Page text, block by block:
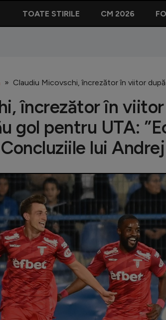
TOATE STIRILE CM 2026
Claudiu Micovschi, încrezător în viitor
încrezător în
gol pentru UTA:
lui